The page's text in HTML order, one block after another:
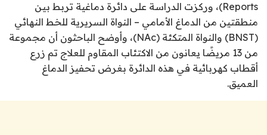
Reports)، وركزت الدراسة على دائرة دماغية تربط بين
منطقتين من الدماغ الأمامي – النواة السريرية للخط النهائي
(BNST) والنواة المتكئة (NAc)، وأوضح الباحثون أن مجموعة
من 13 مريضًا يعانون من الاكتئاب المقاوم للعلاج تم زرع
أقطاب كهربائية في هذه الدائرة بغرض تحفيز الدماغ
العميق.